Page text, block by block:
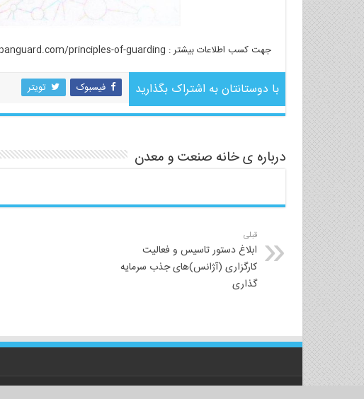
جهت کسب اطلاعات بیشتر : https://pasbanguard.com/principles-of-guarding/
با دوستانتان به اشتراک بگذارید فیسبوک تویتر
درباره ی خانه صنعت و معدن
قبلی
ابلاغ دستور تاسیس و فعالیت
کارگزاری (آژانس)های جذب سرمایه
گذاری